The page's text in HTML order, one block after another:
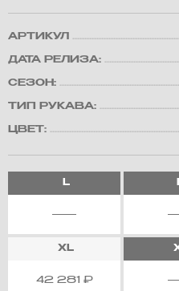
АРТИКУЛ
ДАТА РЕЛИЗА:
СЕЗОН:
ТИП РУКАВА:
ЦВЕТ:
L
XL
42 281 ₽